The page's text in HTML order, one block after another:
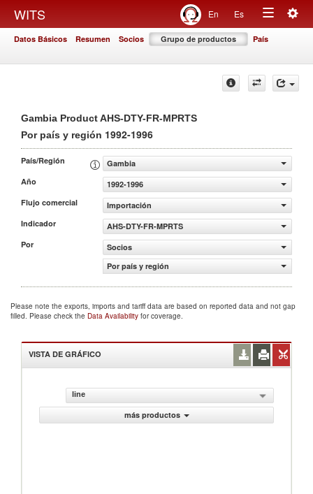
WITS En Es
Toggle
Datos Básicos Resumen Socios Grupo de productos País
Gambia Product AHS-DTY-FR-MPRTS
Por país y región 1992-1996
País/Región
Gambia
Año
1992-1996
Flujo comercial
Importación
Indicador
AHS-DTY-FR-MPRTS
Por
Socios
Por país y región
Please note the exports, imports and tariff data are based on reported data and not gap
filled. Please check the Data Availability for coverage.
VISTA DE GRÁFICO
line
más productos